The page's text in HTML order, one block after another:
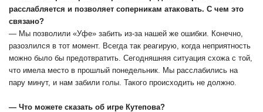
расслабляется и позволяет соперникам атаковать. С чем это
связано?
— Мы позволили «Уфе» забить из-за нашей же ошибки. Конечно,
разозлился в тот момент. Всегда так реагирую, когда неприятность
можно было бы предотвратить. Сегодняшняя ситуация схожа с той,
что имела место в прошлый понедельник. Мы расслабились на
пару минут, и нам забили голы. Такого происходить не должно.
— Что можете сказать об игре Кутепова?